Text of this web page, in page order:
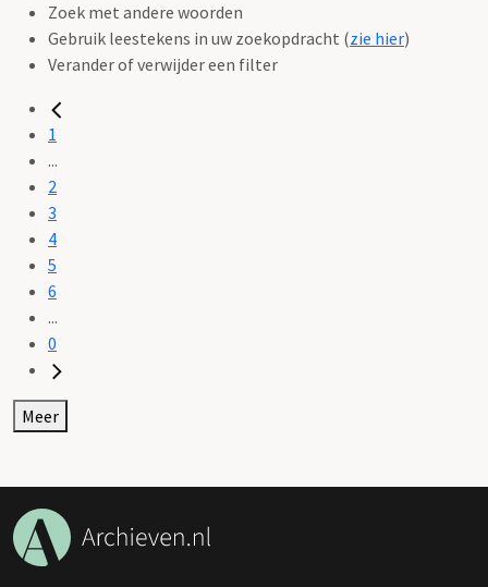
Zoek met andere woorden
Gebruik leestekens in uw zoekopdracht (zie hier)
Verander of verwijder een filter
1
...
2
3
4
5
6
...
0
Meer